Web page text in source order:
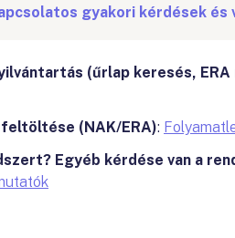
gyakori kérdések és
(űrlap keresés, ERA
(NAK/ERA):
Egyéb kérdése van a